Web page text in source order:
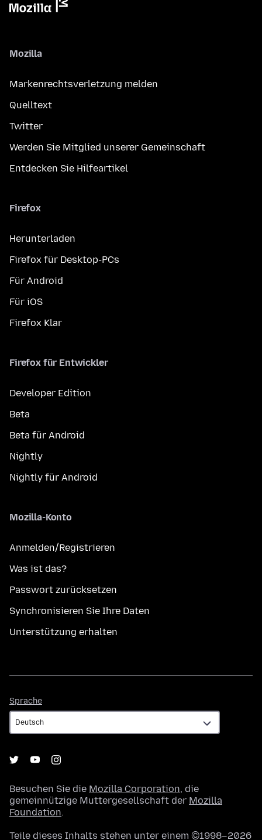
Mozilla
Markenrechtsverletzung melden
Quelltext
Twitter
Werden Sie Mitglied unserer Gemeinschaft
Entdecken Sie Hilfeartikel
Firefox
Herunterladen
Firefox für Desktop-PCs
Für Android
Für iOS
Firefox Klar
Firefox für Entwickler
Developer Edition
Beta
Beta für Android
Nightly
Nightly für Android
Mozilla-Konto
Anmelden/Registrieren
Was ist das?
Passwort zurücksetzen
Synchronisieren Sie Ihre Daten
Unterstützung erhalten
Sprache
Besuchen Sie die Mozilla Corporation, die
gemeinnützige Muttergesellschaft der Mozilla
Foundation.
Teile dieses Inhalts stehen unter einem ©1998–2026